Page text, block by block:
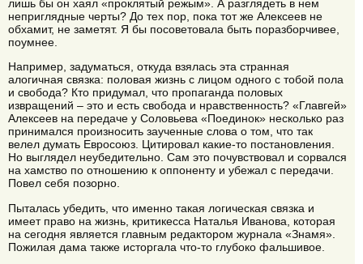
лишь бы он хаял «проклятый режым». А разглядеть в нем
неприглядные черты? До тех пор, пока тот же Алексеев не
обхамит, не заметят. Я бы посоветовала быть поразборчивее,
поумнее.
Например, задуматься, откуда взялась эта странная
алогичная связка: половая жизнь с лицом одного с тобой пола
и свобода? Кто придумал, что пропаганда половых
извращений – это и есть свобода и нравственность? «Главгей»
Алексеев на передаче у Соловьева «Поединок» несколько раз
принимался произносить заученные слова о том, что так
велел думать Евросоюз. Цитировал какие-то постановления.
Но выглядел неубедительно. Сам это почувствовал и сорвался
на хамство по отношению к оппоненту и убежал с передачи.
Повел себя позорно.
Пыталась убедить, что именно такая логическая связка и
имеет право на жизнь, критикесса Наталья Иванова, которая
на сегодня является главным редактором журнала «Знамя».
Пожилая дама также исторгала что-то глубоко фальшивое.